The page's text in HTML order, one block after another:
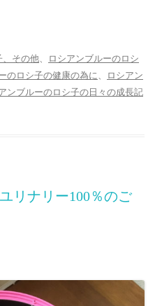
、その他、
ロシアンブルーのロシ
のロシ子の健康の為に、
ロシアン
ンブルーのロシ子の日々の成長記
リナリー100％のご